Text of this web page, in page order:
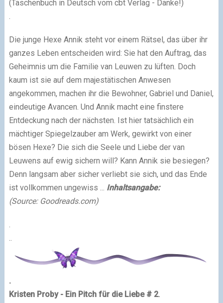
(Taschenbuch in Deutsch vom cbt Verlag - Danke!)
.
Die junge Hexe Annik steht vor einem Rätsel, das über ihr
ganzes Leben entscheiden wird: Sie hat den Auftrag, das
Geheimnis um die Familie van Leuwen zu lüften. Doch
kaum ist sie auf dem majestätischen Anwesen
angekommen, machen ihr die Bewohner, Gabriel und Daniel,
eindeutige Avancen. Und Annik macht eine finstere
Entdeckung nach der nächsten. Ist hier tatsächlich ein
mächtiger Spiegelzauber am Werk, gewirkt von einer
bösen Hexe? Die sich die Seele und Liebe der van
Leuwens auf ewig sichern will? Kann Annik sie besiegen?
Denn langsam aber sicher verliebt sie sich, und das Ende
ist vollkommen ungewiss ... Inhaltsangabe:
(Source: Goodreads.com)
.
..
.
Kristen Proby - Ein Pitch für die Liebe # 2.